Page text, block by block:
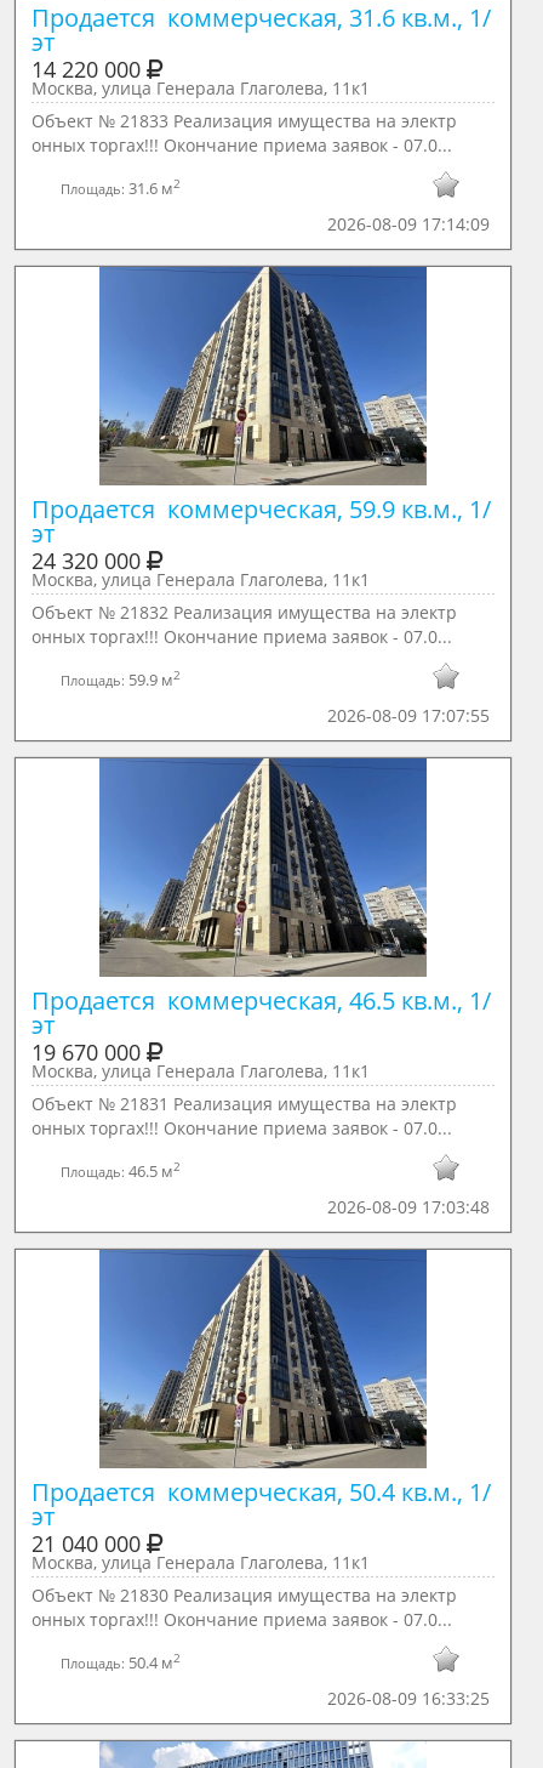
Продается  коммерческая, 31.6 кв.м., 1/
эт
14 220 000
Москва, улица Генерала Глаголева, 11к1
Объект № 21833 Реализация имущества на электр
онных торгах!!! Окончание приема заявок - 07.0...
Площадь:31.6 м2
2026-08-09 17:14:09
Продается  коммерческая, 59.9 кв.м., 1/
эт
24 320 000
Москва, улица Генерала Глаголева, 11к1
Объект № 21832 Реализация имущества на электр
онных торгах!!! Окончание приема заявок - 07.0...
Площадь: 59.9 м2
2026-08-09 17:07:55
Продается  коммерческая, 46.5 кв.м., 1/
эт
19 670 000
Москва, улица Генерала Глаголева, 11к1
Объект № 21831 Реализация имущества на электр
онных торгах!!! Окончание приема заявок - 07.0...
Площадь:46.5 м2
2026-08-09 17:03:48
Продается  коммерческая, 50.4 кв.м., 1/
эт
21 040 000
Москва, улица Генерала Глаголева, 11к1
Объект № 21830 Реализация имущества на электр
онных торгах!!! Окончание приема заявок - 07.0...
Площадь: 50.4 м2
2026-08-09 16:33:25